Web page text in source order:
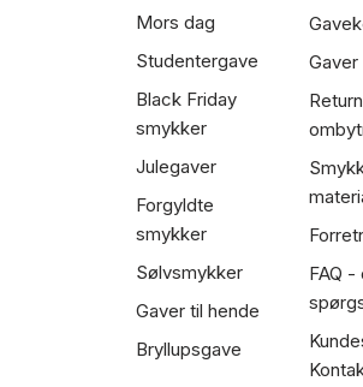
Mors dag
Studentergave
Black Friday
smykker
Julegaver
Forgyldte
smykker
Sølvsmykker
Gaver til hende
Bryllupsgave
FAQ